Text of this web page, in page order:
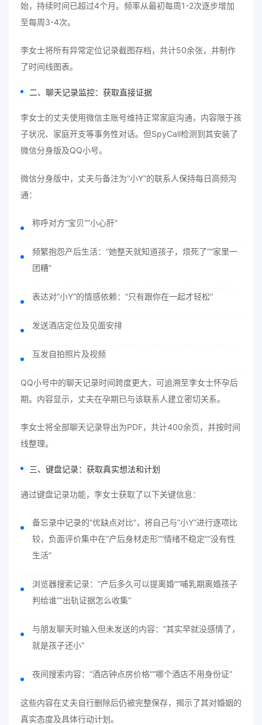
始，持续时间已超过4个月。频率从最初每周1-2次逐步增加
至每周3-4次。
李女士将所有异常定位记录截图存档，共计50余张，并制作
了时间线图表。
二、聊天记录监控：获取直接证据
李女士的丈夫使用微信主账号维持正常家庭沟通，内容限于孩
子状况、家庭开支等事务性对话。但SpyCall检测到其安装了
微信分身版及QQ小号。
微信分身版中，丈夫与备注为“小Y”的联系人保持每日高频沟
通：
称呼对方“宝贝”“小心肝”
频繁抱怨产后生活：“她整天就知道孩子，烦死了”“家里一
团糟”
表达对“小Y”的情感依赖：“只有跟你在一起才轻松”
发送酒店定位及见面安排
互发自拍照片及视频
QQ小号中的聊天记录时间跨度更大，可追溯至李女士怀孕后
期。内容显示，丈夫在孕期已与该联系人建立密切关系。
李女士将全部聊天记录导出为PDF，共计400余页，并按时间
线整理。
三、键盘记录：获取真实想法和计划
通过键盘记录功能，李女士获取了以下关键信息：
备忘录中记录的“优缺点对比”，将自己与“小Y”进行逐项比
较，负面评价集中在“产后身材走形”“情绪不稳定”“没有性
生活”
浏览器搜索记录：“产后多久可以提离婚”“哺乳期离婚孩子
判给谁”“出轨证据怎么收集”
与朋友聊天时输入但未发送的内容：“其实早就没感情了，
就是孩子还小”
夜间搜索内容：“酒店钟点房价格”“哪个酒店不用身份证”
这些内容在丈夫自行删除后仍被完整保存，揭示了其对婚姻的
真实态度及具体行动计划。